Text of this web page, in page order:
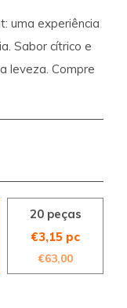
uma experiência
Sabor cítrico e
leveza. Compre
20 peças
€3,15 pc
€63,00